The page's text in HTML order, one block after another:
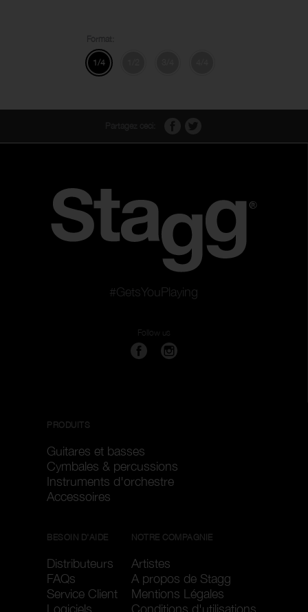
1/4
#GetsYouPlaying
Follow us
PRODUITS
Guitares et basses
Cymbales & percussions
Instruments d'orchestre
Accessoires
BESOIN D'AIDE
Distributeurs
FAQs
Service Client
Logiciels
NOTRE COMPAGNIE
Artistes
A propos de Stagg
Mentions Légales
Conditions d'utilisations